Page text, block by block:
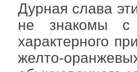
Дурная слава
не знакомы с
характерного
желто-